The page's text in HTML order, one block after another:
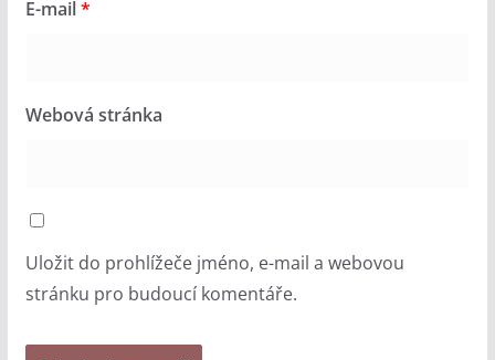
E-mail*
Webová stránka
Uložit do prohlížeče jméno, e-mail a webovou
stránku pro budoucí komentáře.